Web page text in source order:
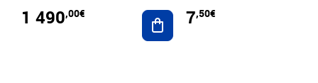
1 490,00€ Ajouter au panier
7,50€